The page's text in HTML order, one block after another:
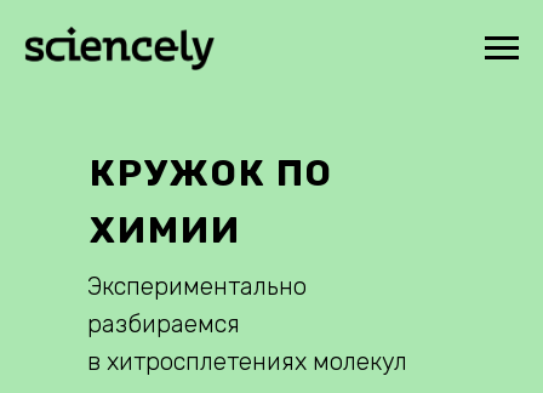
Экспериментально
разбираемся
в хитросплетениях молекул
КРУЖОК ПО
ХИМИИ